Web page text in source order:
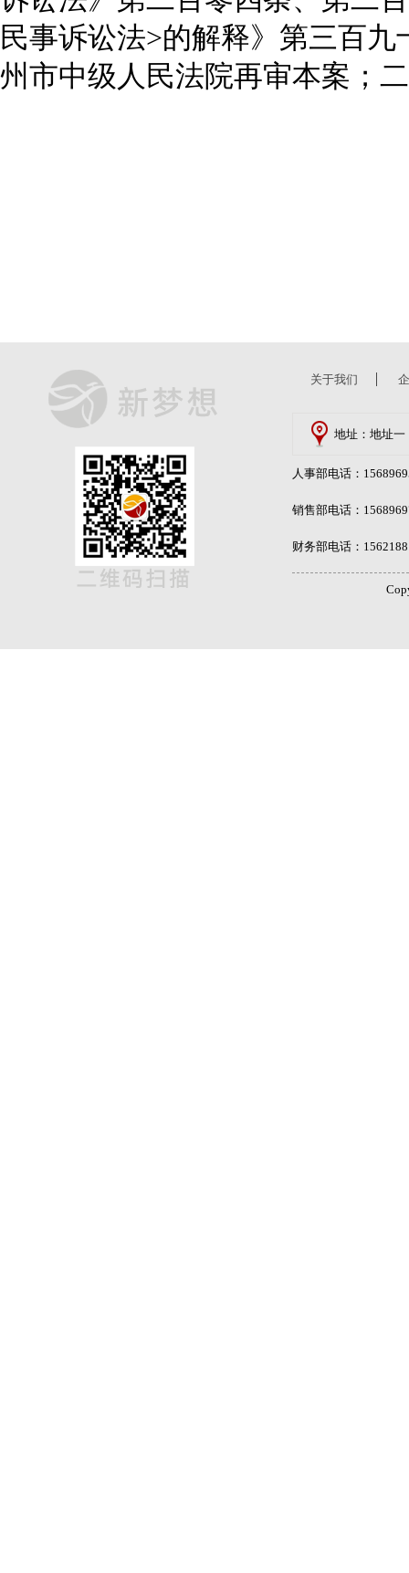
民事诉讼法>的解释》第三百九
州市中级人民法院再审本案；
关于我们
地址：地址一
人事部电话：
销售部电话：
财务部电话：